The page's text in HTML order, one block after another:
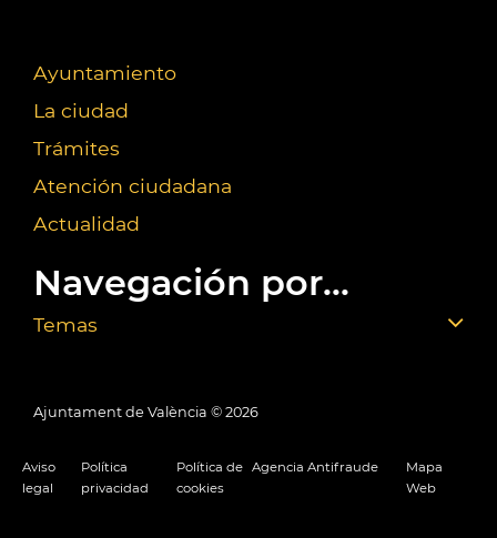
Ayuntamiento
La ciudad
Trámites
Atención ciudadana
Actualidad
Navegación por...
Temas
Ajuntament de València © 2026
Aviso
legal
Política
privacidad
Política de
cookies
Agencia Antifraude
Mapa
Web